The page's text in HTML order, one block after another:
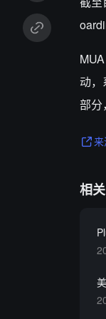
动，
部分
来
相